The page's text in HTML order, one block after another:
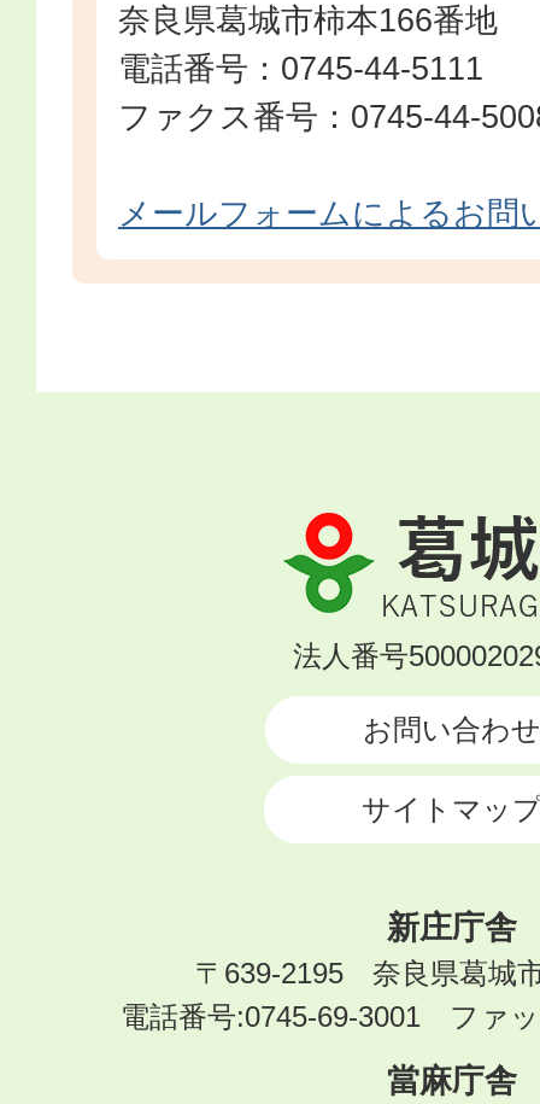
奈良県葛城市柿本166番地
電話番号：0745-44-5111
ファクス番号：0745-44-
メールフォームによるお問
葛
城
市
KATSURAGI
法人番号
お問い合わせ
サイトマッ
新庄庁舎
〒639-2195 奈良県葛城
電話番号:0745-69-3001 ファ
當麻庁舎